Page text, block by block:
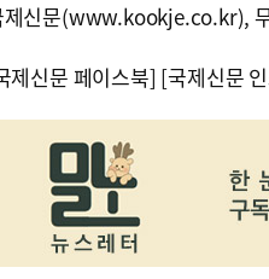
신문(www.kookje.co.kr), 무
제신문 페이스북] [국제신문